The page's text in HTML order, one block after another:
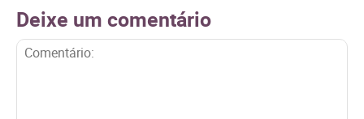
Deixe um comentário